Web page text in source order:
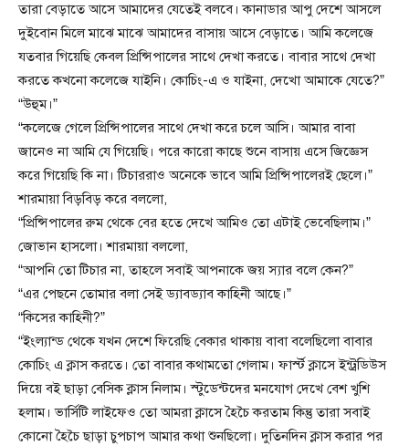
তারা বেড়াতে আসে আমাদের যেতেই বলবে। কানাডার আপু দেশে আসলে
দুইবোন মিলে মাঝে মাঝে আমাদের বাসায় আসে বেড়াতে। আমি কলেজে
যতবার গিয়েছি কেবল প্রিন্সিপালের সাথে দেখা করতে। বাবার সাথে দেখা
করতে কখনো কলেজে যাইনি। কোচিং-এ ও যাইনা, দেখো আমাকে যেতে?”
“উহুম।”
“কলেজে গেলে প্রিন্সিপালের সাথে দেখা করে চলে আসি। আমার বাবা
জানেও না আমি যে গিয়েছি। পরে কারো কাছে শুনে বাসায় এসে জিজ্ঞেস
করে গিয়েছি কি না। টিচাররাও অনেকে ভাবে আমি প্রিন্সিপালেরই ছেলে।”
শারমায়া বিড়বিড় করে বললো,
“প্রিন্সিপালের রুম থেকে বের হতে দেখে আমিও তো এটাই ভেবেছিলাম।”
জোভান হাসলো। শারমায়া বললো,
“আপনি তো টিচার না, তাহলে সবাই আপনাকে জয় স্যার বলে কেন?”
“এর পেছনে তোমার বলা সেই ড্যাবড্যাব কাহিনী আছে।”
“কিসের কাহিনী?”
“ইংল্যান্ড থেকে যখন দেশে ফিরেছি বেকার থাকায় বাবা বলেছিলো বাবার
কোচিং এ ক্লাস করতে। তো বাবার কথামতো গেলাম। ফার্স্ট ক্লাসে ইন্ট্রডিউস
দিয়ে বই ছাড়া বেসিক ক্লাস নিলাম। স্টুডেন্টদের মনযোগ দেখে বেশ খুশি
হলাম। ভার্সিটি লাইফেও তো আমরা ক্লাসে হৈচৈ করতাম কিন্তু তারা সবাই
কোনো হৈচৈ ছাড়া চুপচাপ আমার কথা শুনছিলো। দুতিনদিন ক্লাস করার পর